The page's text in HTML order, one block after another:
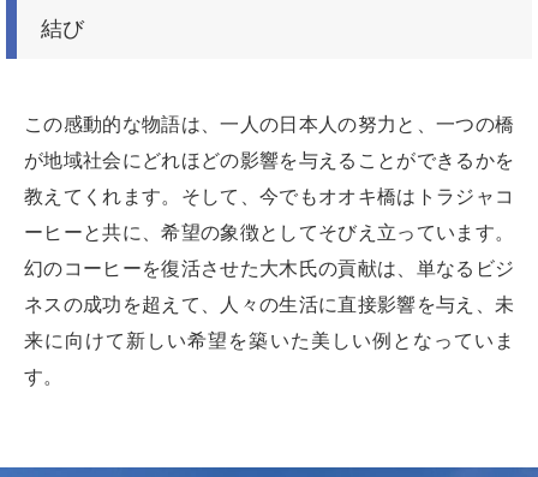
結び
この感動的な物語は、一人の日本人の努力と、一つの橋
が地域社会にどれほどの影響を与えることができるかを
教えてくれます。そして、今でもオオキ橋はトラジャコ
ーヒーと共に、希望の象徴としてそびえ立っています。
幻のコーヒーを復活させた大木氏の貢献は、単なるビジ
ネスの成功を超えて、人々の生活に直接影響を与え、未
来に向けて新しい希望を築いた美しい例となっていま
す。